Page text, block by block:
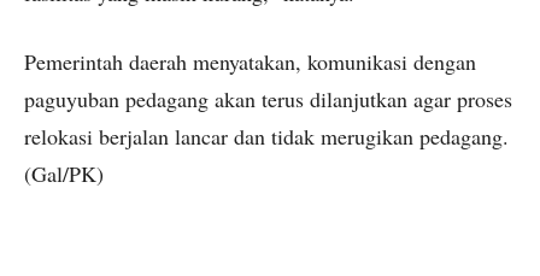
Pemerintah daerah menyatakan, komunikasi dengan
paguyuban pedagang akan terus dilanjutkan agar proses
relokasi berjalan lancar dan tidak merugikan pedagang.
(Gal/PK)